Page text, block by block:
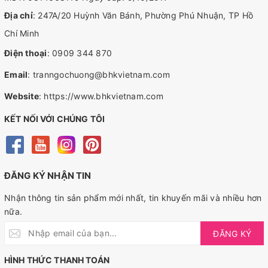
Địa chỉ: 247A/20 Huỳnh Văn Bánh, Phường Phú Nhuận, TP Hồ
Chí Minh
Điện thoại: 0909 344 870
Email: tranngochuong@bhkvietnam.com
Website: https://www.bhkvietnam.com
KẾT NỐI VỚI CHÚNG TÔI
ĐĂNG KÝ NHẬN TIN
Nhận thông tin sản phẩm mới nhất, tin khuyến mãi và nhiều hơn
nữa.
ĐĂNG KÝ
HÌNH THỨC THANH TOÁN